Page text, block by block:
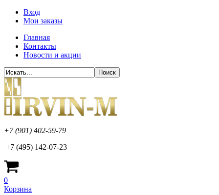
Вход
Мои заказы
Главная
Контакты
Новости и акции
+7 (901) 402-59-79
+7 (495) 142-07-23
0
Корзина